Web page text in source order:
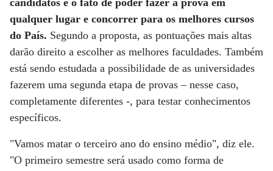
qualquer lugar e concorrer para os melhores cursos
do País. Segundo a proposta, as pontuações mais altas
darão direito a escolher as melhores faculdades. Também
está sendo estudada a possibilidade de as universidades
fazerem uma segunda etapa de provas – nesse caso,
completamente diferentes -, para testar conhecimentos
específicos.
"Vamos matar o terceiro ano do ensino médio", diz ele.
"O primeiro semestre será usado como forma de